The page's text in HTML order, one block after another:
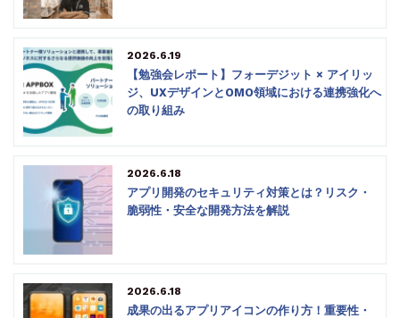
2026.6.19
【勉強会レポート】フォーデジット × アイリッ
ジ、UXデザインとOMO領域における連携強化へ
の取り組み
2026.6.18
アプリ開発のセキュリティ対策とは？リスク・
脆弱性・安全な開発方法を解説
2026.6.18
成果の出るアプリアイコンの作り方！重要性・